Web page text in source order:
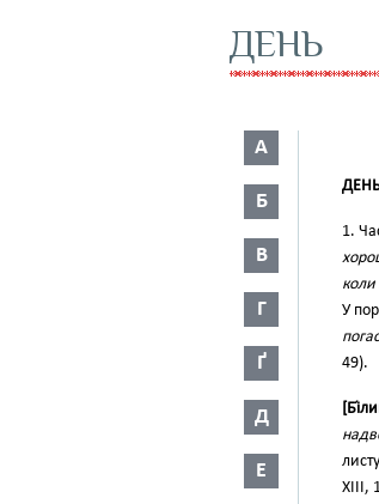
ДЕНЬ
А
Б
В
Г
Ґ
Д
Е
ДЕНЬ
1.
коли
У
49).
XIII,